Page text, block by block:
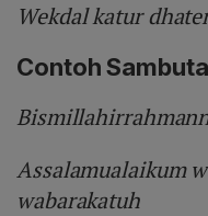
Wekdal katur
Contoh
Assalamualaikum
wabarakatuh